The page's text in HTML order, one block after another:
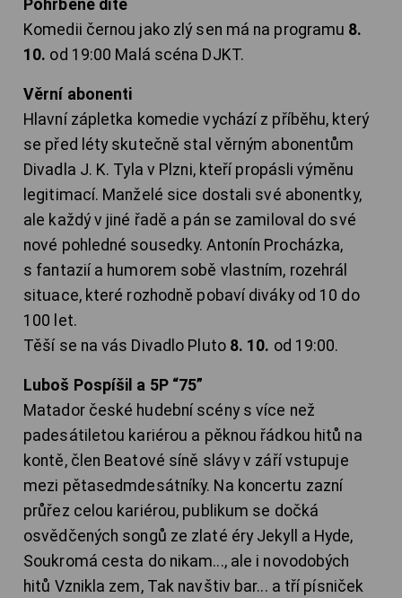
Pohřbené dítě
Komedii černou jako zlý sen má na programu 8.
10. od 19:00 Malá scéna DJKT.
Věrní abonenti
Hlavní zápletka komedie vychází z příběhu, který
se před léty skutečně stal věrným abonentům
Divadla J. K. Tyla v Plzni, kteří propásli výměnu
legitimací. Manželé sice dostali své abonentky,
ale každý v jiné řadě a pán se zamiloval do své
nové pohledné sousedky. Antonín Procházka,
s fantazií a humorem sobě vlastním, rozehrál
situace, které rozhodně pobaví diváky od 10 do
100 let.
Těší se na vás Divadlo Pluto 8. 10. od 19:00.
Luboš Pospíšil a 5P “75”
Matador české hudební scény s více než
padesátiletou kariérou a pěknou řádkou hitů na
kontě, člen Beatové síně slávy v září vstupuje
mezi pětasedmdesátníky. Na koncertu zazní
průřez celou kariérou, publikum se dočká
osvědčených songů ze zlaté éry Jekyll a Hyde,
Soukromá cesta do nikam..., ale i novodobých
hitů Vznikla zem, Tak navštiv bar... a tří písniček